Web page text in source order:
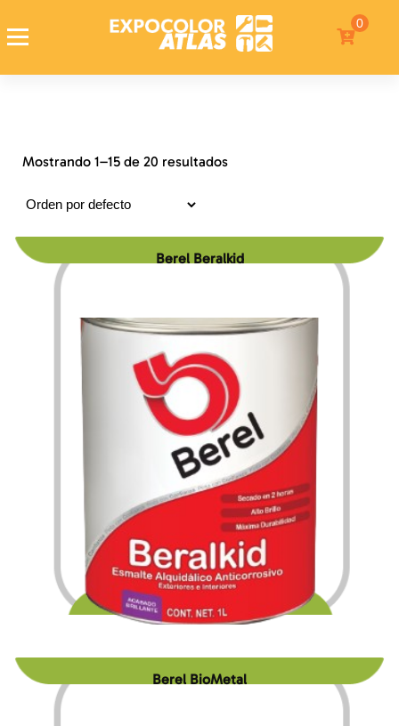
Expocolor Atlas
Tienda de pinturas en linea
0
Mostrando 1–15 de 20 resultados
Berel Beralkid
$221.40–$3,659.00
Berel BioMetal